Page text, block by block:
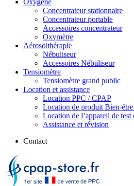
Oxygène
Concentrateur stationnaire
Concentrateur portable
Accessoires concentrateur
Oxymètre
Aérosolthérapie
Nébuliseur
Accessoires Nébuliseur
Tensiomètre
Tensiomètre grand public
Location et assistance
Location PPC / CPAP
Location de produit Bien-
Location de l’appareil de test
Assistance et révision
Contact